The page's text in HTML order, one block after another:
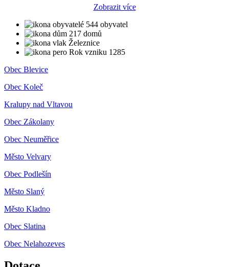
Zobrazit více
544 obyvatel
217 domů
Železnice
Rok vzniku 1285
Obec Blevice
Obec Koleč
Kralupy nad Vltavou
Obec Zákolany
Obec Neuměřice
Město Velvary
Obec Podlešín
Město Slaný
Město Kladno
Obec Slatina
Obec Nelahozeves